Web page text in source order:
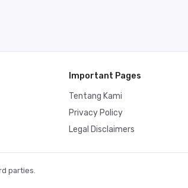
Important Pages
Tentang Kami
Privacy Policy
Legal Disclaimers
parties.